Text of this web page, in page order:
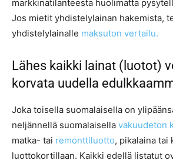
markkinatilanteesta huolimatta
Jos mietit yhdistelylainan hakemista,
yhdistelylainalle maksuton vertailu.
Lähes kaikki lainat (luotot)
korvata uudella
Joka toisella suomalaisella on
neljännellä suomalaisella vakuudeton
matka- tai remonttiluotto, pikalaina tai
luottokortillaan. Kaikki edellä listatut